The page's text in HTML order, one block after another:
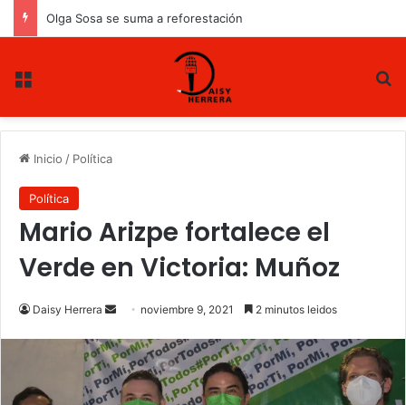
Olga Sosa se suma a reforestación
Inicio / Política
Política
Mario Arizpe fortalece el
Verde en Victoria: Muñoz
Daisy Herrera
n
d
a
noviembre 9, 2021 2 minutos leidos